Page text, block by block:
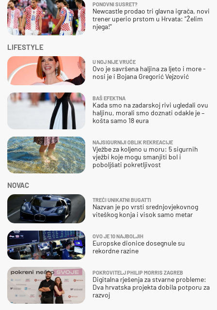
PONOVNI SUSRET?
Newcastle prodao tri glavna igrača, novi
trener uperio prstom u Hrvata: "Želim
njega!"
NOVAC
TREĆI UNIKATNI BUGATTI
Nazvan je po vrsti srednjovjekovnog
viteškog konja i visok samo metar
OVO JE 10 NAJBOLJIH
Europske dionice dosegnule su
rekordne razine
POKROVITELJ PHILIP MORRIS ZAGREB
Digitalna rješenja za stvarne probleme:
Dva hrvatska projekta dobila potporu za
razvoj
LIFESTYLE
U NOJ NIJE VRUĆE
Ovo je savršena haljina za ljeto i more -
nosi je i Bojana Gregorić Vejzović
BAŠ EFEKTNA
Kada smo na zadarskoj rivi ugledali ovu
haljinu, morali smo doznati odakle je –
košta samo 18 eura
NAJSIGURNIJI OBLIK REKREACIJE
Vježbe za koljeno u moru: 5 sigurnih
vježbi koje mogu smanjiti bol i
poboljšati pokretljivost